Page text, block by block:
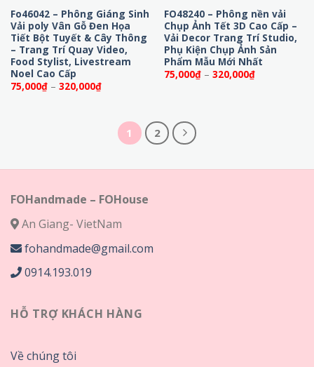
Fo46042 – Phông Giáng Sinh
Vải poly Vân Gỗ Đen Họa
Tiết Bột Tuyết & Cây Thông
– Trang Trí Quay Video,
Food Stylist, Livestream
Noel Cao Cấp
75,000₫ – 320,000₫Khoảng
giá:
320,000₫
FO48240 – Phông nền vải
Chụp Ảnh Tết 3D Cao Cấp –
Vải Decor Trang Trí Studio,
Phụ Kiện Chụp Ảnh Sản
Phẩm Mẫu Mới Nhất
75,000₫ – 320,000₫Khoảng
giá:
1 2
FOHandmade – FOHouse
An Giang- VietNam
fohandmade@gmail.com
0914.193.019
HỖ TRỢ KHÁCH HÀNG
Về chúng tôi